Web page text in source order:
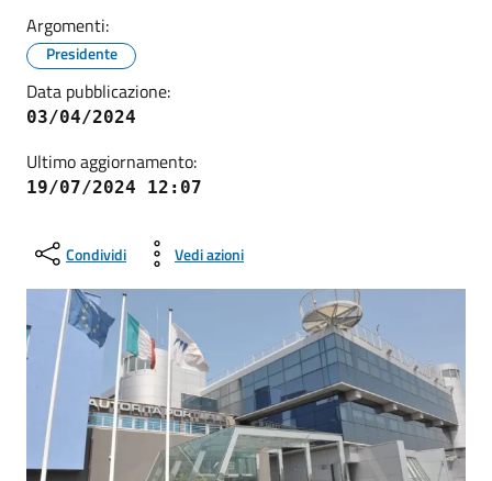
Argomenti:
Presidente
Data pubblicazione:
03/04/2024
Ultimo aggiornamento:
19/07/2024 12:07
Condividi Vedi azioni